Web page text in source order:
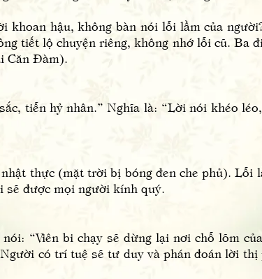
hậu, không bàn nói lỗi lầm của
tiết lộ chuyện riêng, không nhớ lỗi cũ. Ba
Căn Đàm).
tiễn hỷ nhân.” Nghĩa là: “Lời nói khéo
thực (mặt trời bị bóng đen che phủ). Lỗi
sẽ được mọi người kính quý.
“Viên bi chạy sẽ dừng lại nơi chỗ lõm
có trí tuệ sẽ tư duy và phán đoán lời